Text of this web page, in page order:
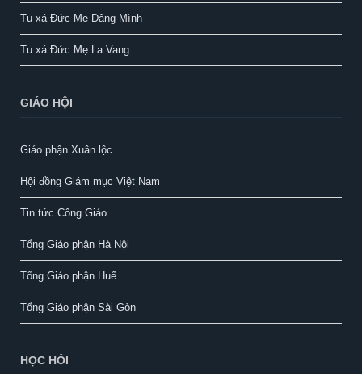
Tu xá Đức Mẹ Dâng Mình
Tu xá Đức Mẹ La Vang
GIÁO HỘI
Giáo phận Xuân lộc
Hội đồng Giám mục Việt Nam
Tin tức Công Giáo
Tổng Giáo phận Hà Nội
Tổng Giáo phận Huế
Tổng Giáo phận Sài Gòn
HỌC HỎI